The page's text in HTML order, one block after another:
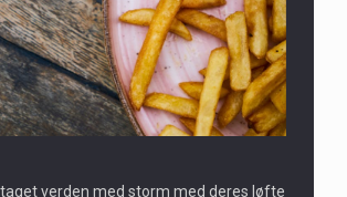
verden med storm med deres løfte